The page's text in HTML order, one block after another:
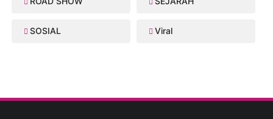
SOSIAL Viral